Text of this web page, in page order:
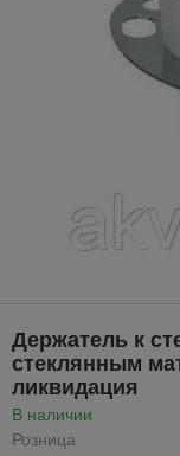
Держатель к
стеклянным
ликвидация
В наличии
Розница